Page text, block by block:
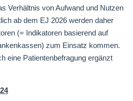
Verhältnis von Aufwand und Nutzen
ab dem EJ 2026 werden daher
(= Indikatoren basierend auf
zum Einsatz kommen.
eine Patientenbefragung ergänzt